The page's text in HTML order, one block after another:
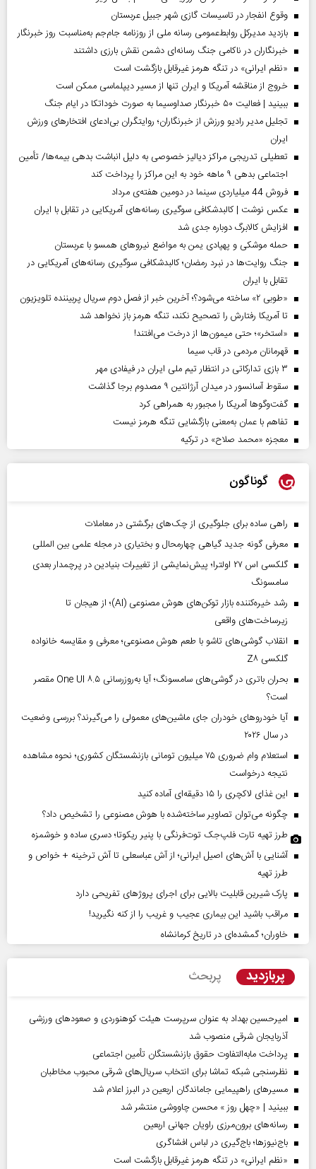
وقوع انفجار در تاسیسات گازی شهر جبیل عربستان
بازدید مدیرکل روابط‌عمومی رسانه ملی از روزنامه جام‌جم به‌مناسبت روز خبرنگار
خبرنگاران در ناکامی جنگ رسانه‌ای دشمن نقش بارزی داشتند
«نظم ایرانی» در تنگه هرمز غیرقابل بازگشت است
خروج از مناقشه آمریکا و ایران تنها از مسیر دیپلماسی ممکن است
ببینید | فعالیت ۵۰ خبرنگار صداوسیما به صورت خوداتکا در ایام جنگ
تجلیل مدیر رادیو ورزش از خبرنگاران؛ روایتگران بی‌ادعای افتخارهای ورزش
ایران
تعطیلی تدریجی مراکز دیالیز خصوصی به دلیل انباشت بدهی بیمه‌ها/ تأمین
اجتماعی بدهی ۹ ماهه خود به این مراکز را پرداخت کند
فروش 44 میلیاردی سینما در دومین هفته‌ی مرداد
عکس نوشت | کالبدشکافی سوگیری رسانه‌های آمریکایی در تقابل با ایران
افزایش کالابرگ دوباره جدی شد
حمله موشکی و پهپادی یمن به مواضع نیروهای همسو با عربستان
جنگ روایت‌ها در نبرد رمضان؛ کالبدشکافی سوگیری رسانه‌های آمریکایی در
تقابل با ایران
«طوبی ۲» ساخته می‌شود؟؛ آخرین خبر از فصل دوم سریال پربیننده تلویزیون
تا آمریکا رفتارش را تصحیح نکند، تنگه هرمز باز نخواهد شد
«استخر»‌‌؛ حتی میمون‌ها از درخت می‌افتند!
قهرمانان مردمی در قاب سیما
۳ بازی تدارکاتی در انتظار تیم ملی ایران در فیفادی مهر
سقوط آسانسور در میدان آرژانتین ۹ مصدوم برجا گذاشت
گفت‌وگوها آمریکا را مجبور به همراهی کرد
تفاهم با عمان به‌معنی بازگشایی تنگه هرمز نیست
معجزه «محمد صلاح» در ترکیه
گوناگون
راهی ساده برای جلوگیری از چک‌های برگشتی در معاملات
معرفی گونه جدید گیاهی چهارمحال و بختیاری در مجله علمی بین المللی
گلکسی اس ۲۷ اولترا؛ پیش‌نمایشی از تغییرات بنیادین در پرچمدار بعدی
سامسونگ
رشد خیره‌کننده بازار توکن‌های هوش مصنوعی (AI)؛ از هیجان تا
زیرساخت‌های واقعی
انقلاب گوشی‌های تاشو‌ با طعم هوش مصنوعی؛ معرفی و مقایسه خانواده
گلکسی Z۸
بحران باتری در گوشی‌های سامسونگ؛ آیا به‌روزرسانی One UI ۸.۵ مقصر
است؟
آیا خودروهای خودران جای ماشین‌های معمولی را می‌گیرند؟ بررسی وضعیت
در سال ۲۰۲۶
استعلام وام ضروری ۷۵ میلیون تومانی بازنشستگان کشوری؛ نحوه مشاهده
نتیجه درخواست
این غذای لاکچری را ۱۵ دقیقه‌ای آماده کنید
چگونه می‌توان تصاویر ساخته‌شده با هوش مصنوعی را تشخیص داد؟
طرز تهیه تارت فلپ‌جک توت‌فرنگی با پنیر ریکوتا؛ دسری ساده و خوشمزه
آشنایی با آش‌های اصیل ایرانی؛ از آش عباسعلی تا آش ترخینه + خواص و
طرز تهیه
پارک شیرین قابلیت‌ بالایی برای اجرای پروژهای تفریحی دارد
مراقب باشید این بیماری عجیب و غریب را از کنه نگیرید!
خاوران؛ گمشده‌ای در تاریخ کرمانشاه
پربازدید پربحث
امیرحسین بهداد به عنوان سرپرست هیئت کوهنوردی و صعودهای ورزشی
آذربایجان شرقی منصوب شد
پرداخت مابه‌التفاوت حقوق بازنشستگان تأمین اجتماعی
نظرسنجی شبکه تماشا برای انتخاب سریال‌های شرقی محبوب مخاطبان
مسیر‌های راهپیمایی جاماندگان اربعین در البرز اعلام شد
ببینید | «چهل روز » محسن چاووشی منتشر شد
رسانه‌های برون‌مرزی راویان جهانی اربعین
باج‌نیوزها؛ باج‌گیری در لباس افشاگری
«نظم ایرانی» در تنگه هرمز غیرقابل بازگشت است